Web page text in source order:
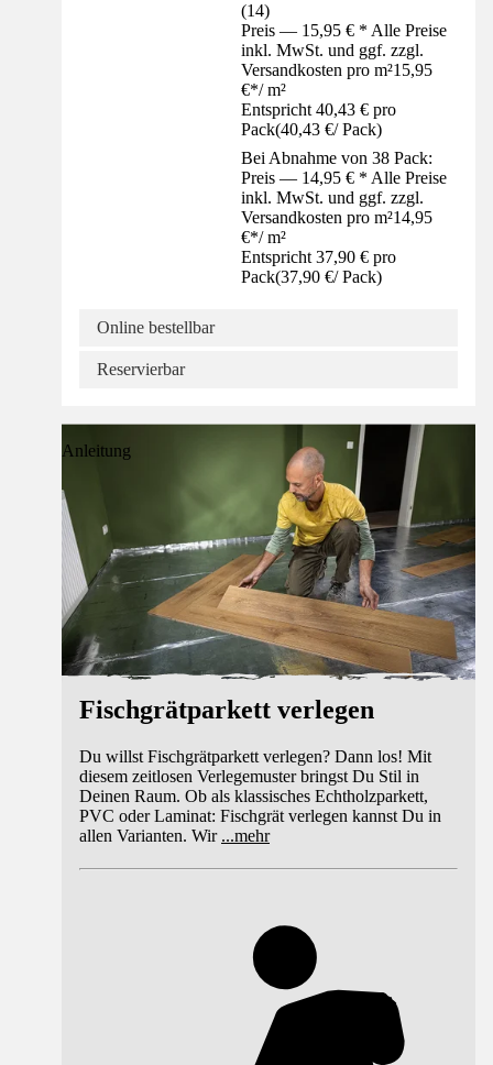
(14)
Preis — 15,95 € * Alle Preise
inkl. MwSt. und ggf. zzgl.
Versandkosten pro m²15,95
€*/ m²
Entspricht 40,43 € pro
Pack(40,43 €/ Pack)
Bei Abnahme von 38 Pack:
Preis — 14,95 € * Alle Preise
inkl. MwSt. und ggf. zzgl.
Versandkosten pro m²14,95
€*/ m²
Entspricht 37,90 € pro
Pack(37,90 €/ Pack)
Online bestellbar
Reservierbar
Anleitung
Fischgrätparkett verlegen
Du willst Fischgrätparkett verlegen? Dann los! Mit
diesem zeitlosen Verlegemuster bringst Du Stil in
Deinen Raum. Ob als klassisches Echtholzparkett,
PVC oder Laminat: Fischgrät verlegen kannst Du in
allen Varianten. Wir ...mehr